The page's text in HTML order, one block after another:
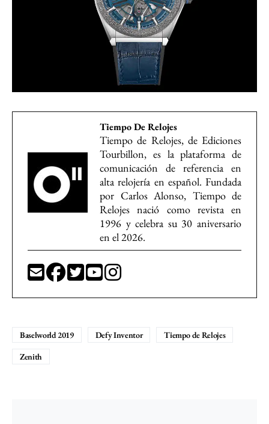
Tiempo De Relojes
Tiempo de Relojes, de Ediciones
Tourbillon, es la plataforma de
comunicación de referencia en
alta relojería en español. Fundada
por Carlos Alonso, Tiempo de
Relojes nació como revista en
1996 y celebra su 30 aniversario
en el 2026.
Baselworld 2019 Defy Inventor
Tiempo de Relojes
Zenith